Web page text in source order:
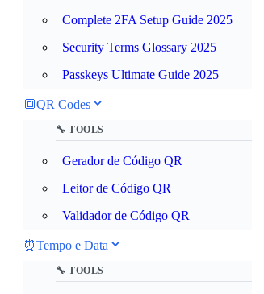
Complete 2FA Setup Guide 2025
Security Terms Glossary 2025
Passkeys Ultimate Guide 2025
🔳QR Codes
🔧 TOOLS
Gerador de Código QR
Leitor de Código QR
Validador de Código QR
⏰Tempo e Data
🔧 TOOLS